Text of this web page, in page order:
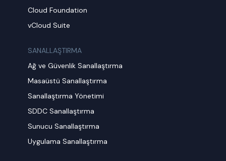
Cloud Foundation
vCloud Suite
SANALLAŞTIRMA
Ağ ve Güvenlik Sanallaştırma
Masaüstü Sanallaştırma
Sanallaştırma Yönetimi
SDDC Sanallaştırma
Sunucu Sanallaştırma
Uygulama Sanallaştırma